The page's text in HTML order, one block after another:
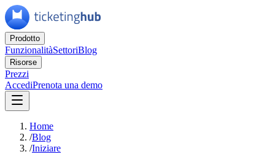
Prodotto
FunzionalitàSettoriBlog
Risorse
Prezzi
AccediPrenota una demo
Home
/Blog
/Iniziare